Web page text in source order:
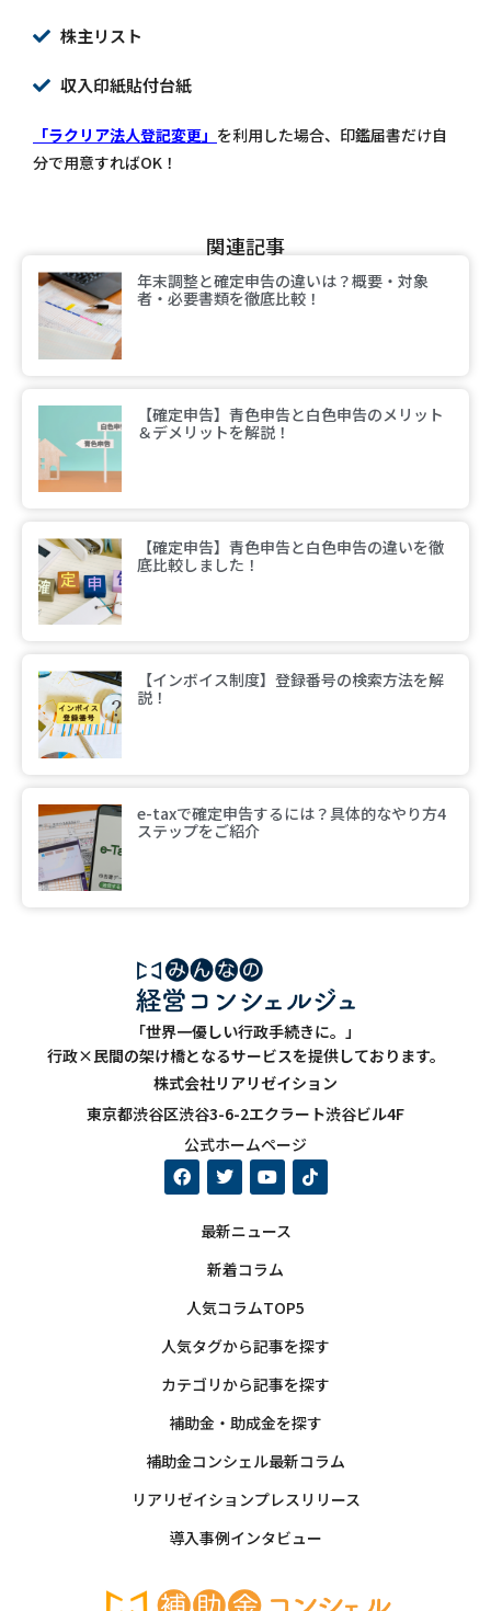
株主リスト
収入印紙貼付台紙
「ラクリア法人登記変更」 を利用した場合、印鑑届書だけ自
分で用意すればOK！
関連記事
年末調整と確定申告の違いは？概要・対象
者・必要書類を徹底比較！
【確定申告】青色申告と白色申告のメリット
＆デメリットを解説！
【確定申告】青色申告と白色申告の違いを徹
底比較しました！
【インボイス制度】登録番号の検索方法を解
説！
e-taxで確定申告するには？具体的なやり方4
ステップをご紹介
「世界一優しい行政手続きに。」
行政×民間の架け橋となるサービスを提供しております。
株式会社リアリゼイション
東京都渋谷区渋谷3-6-2エクラート渋谷ビル4F
公式ホームページ
最新ニュース
新着コラム
人気コラムTOP5
人気タグから記事を探す
カテゴリから記事を探す
補助金・助成金を探す
補助金コンシェル最新コラム
リアリゼイションプレスリリース
導入事例インタビュー